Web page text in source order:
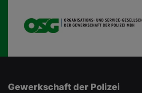
OSG
Gewerkschaft der Polizei